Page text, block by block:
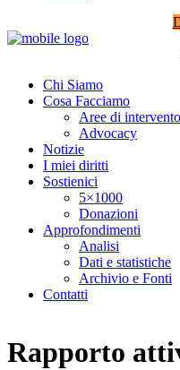
Chi Siamo
Cosa Facciamo
Aree di intervento
Advocacy
Notizie
I miei diritti
Sostienici
5×1000
Donazioni
Approfondimenti
Analisi
Dati e statistiche
Archivio e Fonti
Contatti
Rapporto